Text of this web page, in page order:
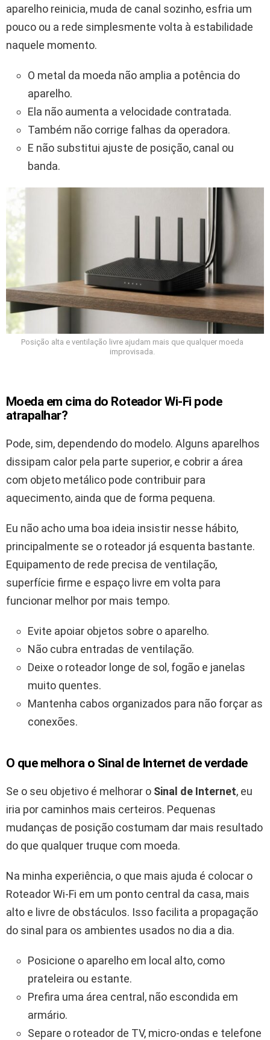
aparelho reinicia, muda de canal sozinho, esfria um
pouco ou a rede simplesmente volta à estabilidade
naquele momento.
O metal da moeda não amplia a potência do
aparelho.
Ela não aumenta a velocidade contratada.
Também não corrige falhas da operadora.
E não substitui ajuste de posição, canal ou
banda.
Posição alta e ventilação livre ajudam mais que qualquer moeda
improvisada.
Moeda em cima do Roteador Wi‑Fi pode
atrapalhar?
Pode, sim, dependendo do modelo. Alguns aparelhos
dissipam calor pela parte superior, e cobrir a área
com objeto metálico pode contribuir para
aquecimento, ainda que de forma pequena.
Eu não acho uma boa ideia insistir nesse hábito,
principalmente se o roteador já esquenta bastante.
Equipamento de rede precisa de ventilação,
superfície firme e espaço livre em volta para
funcionar melhor por mais tempo.
Evite apoiar objetos sobre o aparelho.
Não cubra entradas de ventilação.
Deixe o roteador longe de sol, fogão e janelas
muito quentes.
Mantenha cabos organizados para não forçar as
conexões.
O que melhora o Sinal de Internet de verdade
Se o seu objetivo é melhorar o Sinal de Internet, eu
iria por caminhos mais certeiros. Pequenas
mudanças de posição costumam dar mais resultado
do que qualquer truque com moeda.
Na minha experiência, o que mais ajuda é colocar o
Roteador Wi‑Fi em um ponto central da casa, mais
alto e livre de obstáculos. Isso facilita a propagação
do sinal para os ambientes usados no dia a dia.
Posicione o aparelho em local alto, como
prateleira ou estante.
Prefira uma área central, não escondida em
armário.
Separe o roteador de TV, micro-ondas e telefone